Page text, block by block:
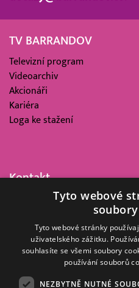
TV BARRANDOV
Televizní program
Videoarchiv
Akcionáři
Kariéra
Loga ke stažení
Kontakt
Barrandov Televizní Studio,
Kříženeckého nám. 322
152 00 Praha 5
IČ 416 93 311
Tyto webové
Tyto webové stránky
uživatelského zážitku.
souhlasíte se všemi soubory
používání souborů
NEZBYTNĚ NUTNÉ